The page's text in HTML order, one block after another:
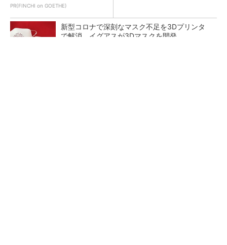
PR(FINCHI on GOETHE)
新型コロナで深刻なマスク不足を3Dプリンタ
で解消、イグアスが3Dマスクを開発